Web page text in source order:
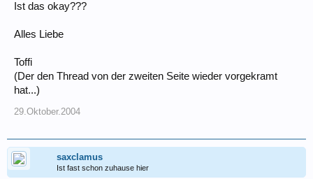
Ist das okay???
Alles Liebe
Toffi
(Der den Thread von der zweiten Seite wieder vorgekramt
hat...)
29.Oktober.2004
saxclamus
Ist fast schon zuhause hier